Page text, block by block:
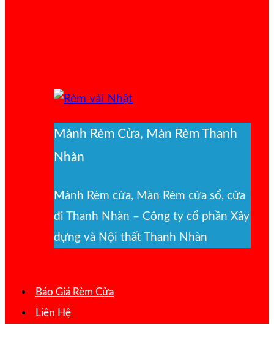
Mành Rèm Cửa, Màn Rèm Thanh
Nhàn
Mành Rèm cửa, Màn Rèm cửa sổ, cửa
đi Thanh Nhàn – Công ty cổ phần Xây
dựng và Nội thất Thanh Nhàn
Báo Giá Rèm Cửa
Liên Hệ